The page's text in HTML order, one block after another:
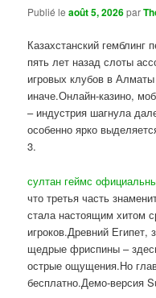
Publié leaoût 5, 2026par
Казахстанский
пять лет назад слоты
игровых клубов в
иначе.Онлайн-казино,
– индустрия шагнула
особенно ярко
3.
султан геймс
что третья часть
стала настоящим хитом
игроков.Древний Египет,
щедрые фриспины –
острые ощущения.Но
бесплатно.Демо-версия